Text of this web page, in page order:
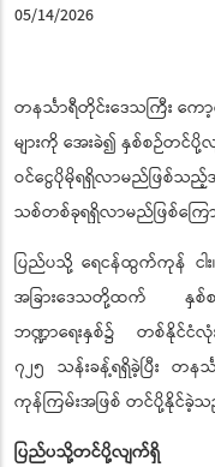
05/14/2026
တနင်္သာရီတိုင်းဒေသကြီး က
များကို အေးခဲ၍ နှစ်စဉ်တင်
ဝင်ငွေပိုမိုရရှိလာမည်ဖြစ်
သစ်တစ်ခုရရှိလာမည်ဖြစ်ကြေ
ပြည်ပသို့ ရေငန်ထွက်ကုန် ငါ
အခြားဒေသတို့ထက် နှစ်စ
ဘဏ္ဍာရေးနှစ်၌ တစ်နိုင်ငံ
၇၂၅ သန်းခန့်ရရှိခဲ့ပြီး တ
ကုန်ကြမ်းအဖြစ် တင်ပို့နိုင်ခဲ့
ပြည်ပသို့တင်ပို့လျက်ရှိ